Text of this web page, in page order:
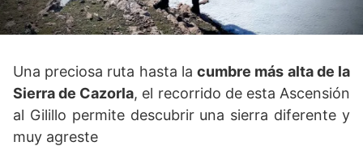
Una preciosa ruta hasta lacumbre más alta de la
Sierra de Cazorla, el recorrido de esta Ascensión
al Gilillo permite descubrir una sierra diferente y
muy agreste